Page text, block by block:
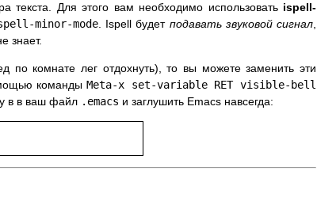
Для этого вам необходимо использовать ispell-
minor-mode . Ispell будет подавать звуковой сигнал
знает.
по комнате лег отдохнуть), то вы можете заменить эти
команды Meta-x set-variable RET visible-bell
в в ваш файл .emacs и заглушить Emacs навсегда: